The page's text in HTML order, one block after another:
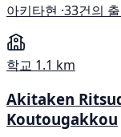
아키타현 ·33건의
학교 1.1 km
Akitaken
Koutougakkou